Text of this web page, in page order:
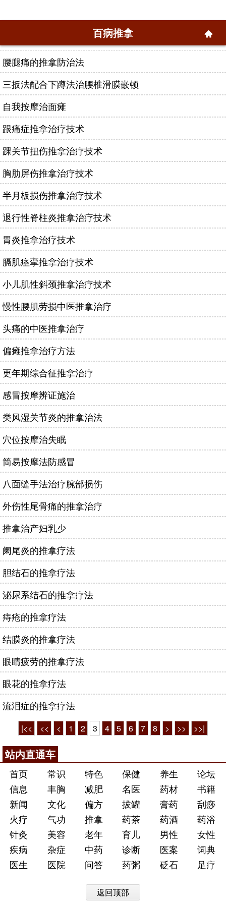
百病推拿
腰腿痛的推拿防治法
三扳法配合下蹲法治腰椎滑膜嵌顿
自我按摩治面瘫
跟痛症推拿治疗技术
踝关节扭伤推拿治疗技术
胸肋屏伤推拿治疗技术
半月板损伤推拿治疗技术
退行性脊柱炎推拿治疗技术
胃炎推拿治疗技术
膈肌痉挛推拿治疗技术
小儿肌性斜颈推拿治疗技术
慢性腰肌劳损中医推拿治疗
头痛的中医推拿治疗
偏瘫推拿治疗方法
更年期综合征推拿治疗
感冒按摩辨证施治
类风湿关节炎的推拿治法
穴位按摩治失眠
简易按摩法防感冒
八面缝手法治疗腕部损伤
外伤性尾骨痛的推拿治疗
推拿治产妇乳少
阑尾炎的推拿疗法
胆结石的推拿疗法
泌尿系结石的推拿疗法
痔疮的推拿疗法
结膜炎的推拿疗法
眼睛疲劳的推拿疗法
眼花的推拿疗法
流泪症的推拿疗法
|<< << < 1 2 3 4 5 6 7 8 > >> >>|
站内直通车
首页 常识 特色 保健 养生
论坛
信息
丰胸 减肥 名医 药材
书籍
新闻
文化 偏方 拔罐 膏药
刮痧
火疗
气功 推拿 药茶 药酒
药浴
针灸
美容 老年 育儿 男性
女性
疾病
杂症 中药 诊断 医案
词典
医生
医院 问答 药粥 砭石 足疗
返回顶部